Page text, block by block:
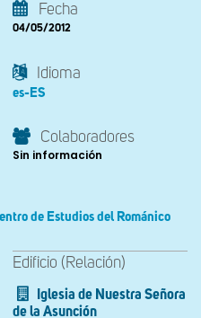
Fecha
04/05/2012
Idioma
es-ES
Colaboradores
Sin información
de Estudios del Románico
Edificio (Relación)
Iglesia de Nuestra Señora
de la Asunción